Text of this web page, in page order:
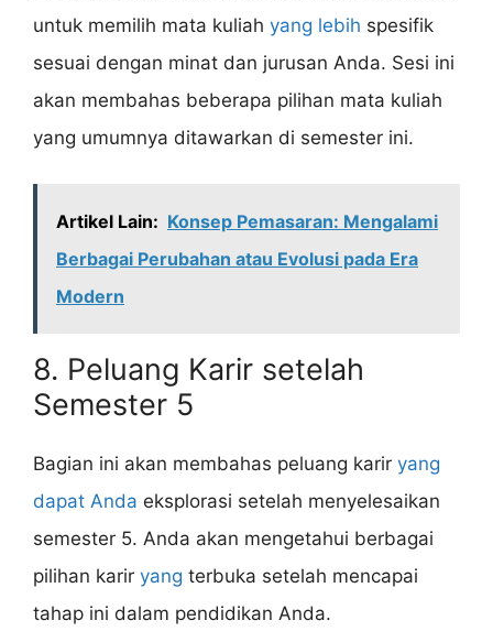
untuk memilih mata kuliah yang lebih spesifik
sesuai dengan minat dan jurusan Anda. Sesi ini
akan membahas beberapa pilihan mata kuliah
yang umumnya ditawarkan di semester ini.
Artikel Lain: Konsep Pemasaran: Mengalami
Berbagai Perubahan atau Evolusi pada Era
Modern
8. Peluang Karir setelah
Semester 5
Bagian ini akan membahas peluang karir yang
dapat Anda eksplorasi setelah menyelesaikan
semester 5. Anda akan mengetahui berbagai
pilihan karir yang terbuka setelah mencapai
tahap ini dalam pendidikan Anda.